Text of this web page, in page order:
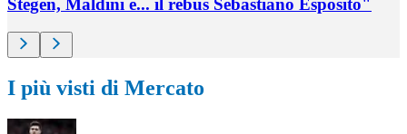
Stegen, Maldini e... il rebus Sebastiano Esposito"
I più visti di Mercato